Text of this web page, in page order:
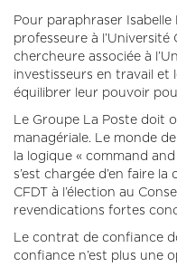
Pour paraphraser
professeure à
chercheure associée à
investisseurs en travail et
équilibrer leur pouvoir
Le Groupe La Poste doit
managériale. Le monde
la logique « command
s’est chargée d’en faire
CFDT à l’élection au
revendications fortes
Le contrat de confiance
confiance n’est plus une